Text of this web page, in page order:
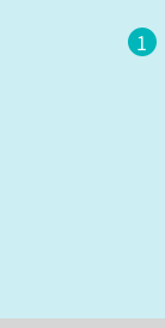
1